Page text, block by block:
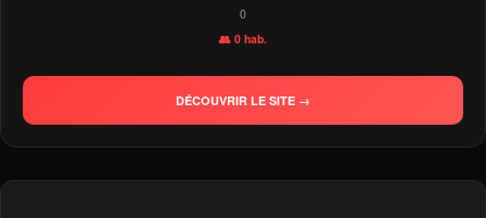
0
👥 0 hab.
DÉCOUVRIR LE SITE →